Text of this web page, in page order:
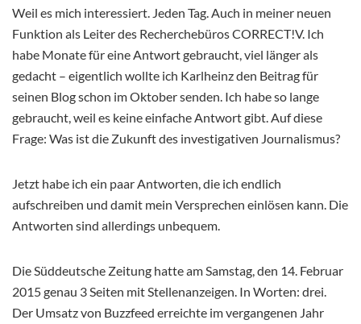
Weil es mich interessiert. Jeden Tag. Auch in meiner neuen
Funktion als Leiter des Recherchebüros CORRECT!V. Ich
habe Monate für eine Antwort gebraucht, viel länger als
gedacht – eigentlich wollte ich Karlheinz den Beitrag für
seinen Blog schon im Oktober senden. Ich habe so lange
gebraucht, weil es keine einfache Antwort gibt. Auf diese
Frage: Was ist die Zukunft des investigativen Journalismus?
Jetzt habe ich ein paar Antworten, die ich endlich
aufschreiben und damit mein Versprechen einlösen kann. Die
Antworten sind allerdings unbequem.
Die Süddeutsche Zeitung hatte am Samstag, den 14. Februar
2015 genau 3 Seiten mit Stellenanzeigen. In Worten: drei.
Der Umsatz von Buzzfeed erreichte im vergangenen Jahr